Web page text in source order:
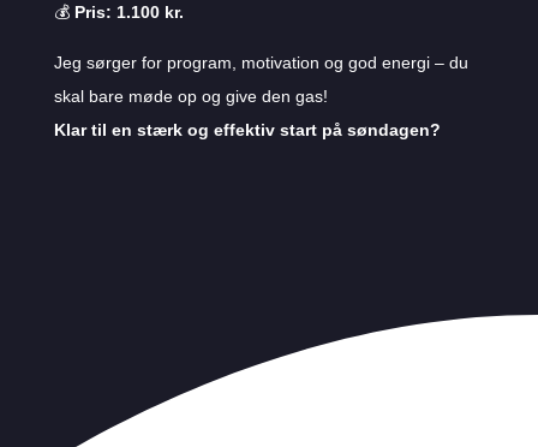
💰 Pris: 1.100 kr.
Jeg sørger for program, motivation og god energi – du
skal bare møde op og give den gas!
Klar til en stærk og effektiv start på søndagen?